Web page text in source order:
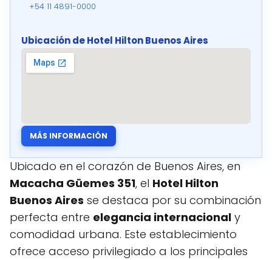
+54 11 4891-0000
Ubicación de Hotel Hilton Buenos Aires
MÁS INFORMACIÓN
Ubicado en el corazón de Buenos Aires, en
Macacha Güemes 351, el Hotel Hilton
Buenos Aires se destaca por su combinación
perfecta entre elegancia internacional y
comodidad urbana. Este establecimiento
ofrece acceso privilegiado a los principales